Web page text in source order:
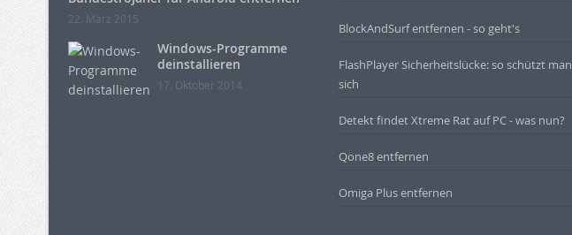
22. März 2015
Windows-Programme
deinstallieren
17. Oktober 2014
BlockAndSurf entfernen - so geht's
FlashPlayer Sicherheitslücke: so schützt man
sich
Detekt findet Xtreme Rat auf PC - was nun?
Qone8 entfernen
Omiga Plus entfernen